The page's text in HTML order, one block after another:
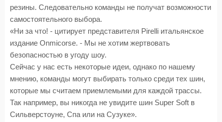
резины. Следовательно команды не получат возможности
самостоятельного выбора.
«Ни за что! - цитирует представителя Pirelli итальянское
издание Onmicorse. - Мы не хотим жертвовать
безопасностью в угоду шоу.
Сейчас у нас есть некоторые идеи, однако по нашему
мнению, команды могут выбирать только среди тех шин,
которые мы считаем приемлемыми для каждой трассы.
Так например, вы никогда не увидите шин Super Soft в
Сильверстоуне, Спа или на Сузуке».